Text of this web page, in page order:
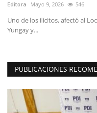
Editora Mayo 9, 2026 546
Uno de los ilícitos, afectó al
Yungay y...
PUBLICACIONES